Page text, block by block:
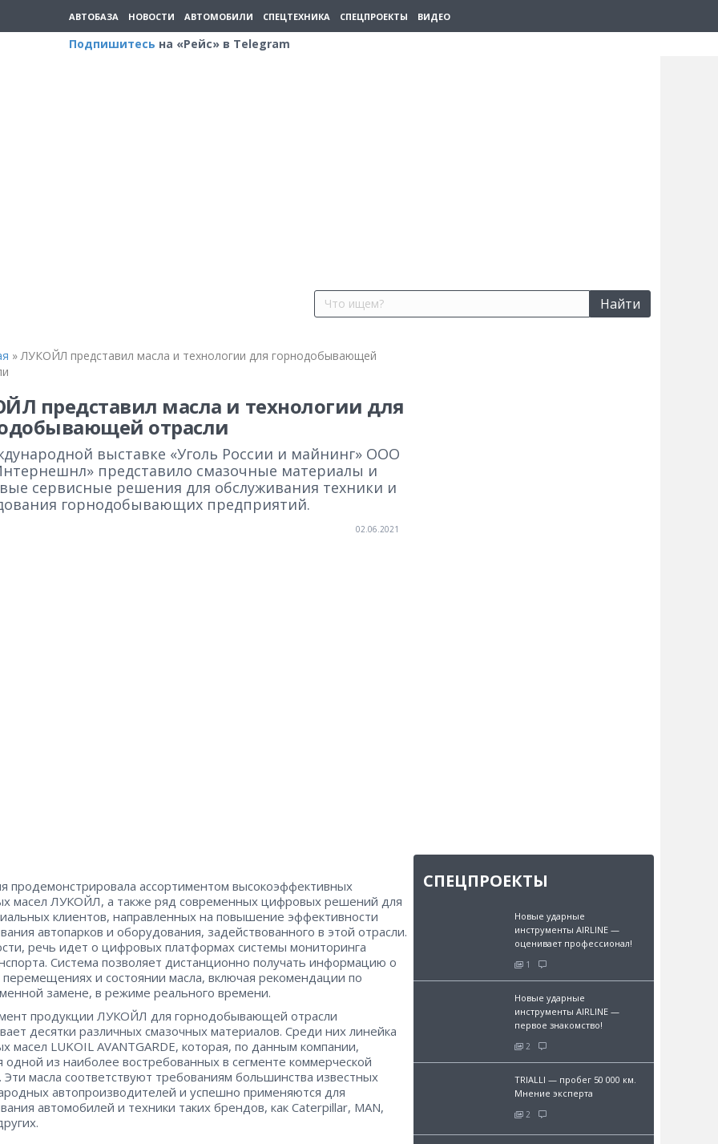
АВТОБАЗА НОВОСТИ АВТОМОБИЛИ СПЕЦТЕХНИКА СПЕЦПРОЕКТЫ ВИДЕО
Подпишитесь на «Рейс» в Telegram
Найти
»ЛУКОЙЛ представил масла и технологии для горнодобывающей
представил масла и технологии для
отрасли
выставке «Уголь России и майнинг» ООО
представило смазочные материалы и
сервисные решения для обслуживания техники и
горнодобывающих предприятий.
02.06.2021
продемонстрировала ассортиментом высокоэффективных
масел ЛУКОЙЛ, а также ряд современных цифровых решений для
клиентов, направленных на повышение эффективности
автопарков и оборудования, задействованного в этой отрасли.
речь идет о цифровых платформах системы мониторинга
Система позволяет дистанционно получать информацию о
перемещениях и состоянии масла, включая рекомендации по
замене, в режиме реального времени.
продукции ЛУКОЙЛ для горнодобывающей отрасли
десятки различных смазочных материалов. Среди них линейка
масел LUKOIL AVANTGARDE, которая, по данным компании,
одной из наиболее востребованных в сегменте коммерческой
Эти масла соответствуют требованиям большинства известных
автопроизводителей и успешно применяются для
автомобилей и техники таких брендов, как Caterpillar, MAN,
СПЕЦПРОЕКТЫ
Новые ударные
инструменты AIRLINE —
оценивает профессионал!
1
Новые ударные
инструменты AIRLINE —
первое знакомство!
2
TRIALLI — пробег 50 000 км.
Мнение эксперта
2